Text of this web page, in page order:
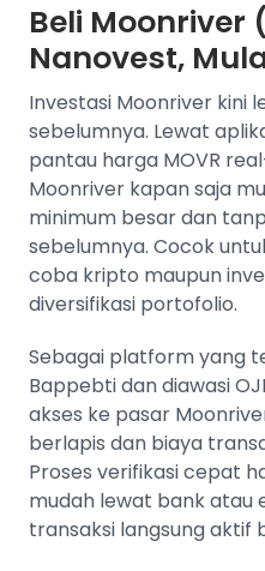
Beli Moonriver
Nanovest,
Investasi Moonriver kini
sebelumnya. Lewat
pantau harga MOVR
Moonriver kapan saja
minimum besar dan
sebelumnya. Cocok
coba kripto maupun
diversifikasi portofolio.
Sebagai platform yang
Bappebti dan diawasi
akses ke pasar
berlapis dan biaya
Proses verifikasi cepat
mudah lewat bank atau
transaksi langsung aktif